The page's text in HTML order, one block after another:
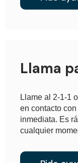
Llama
Llame al 2-1-1
en contacto
inmediata. Es
cualquier